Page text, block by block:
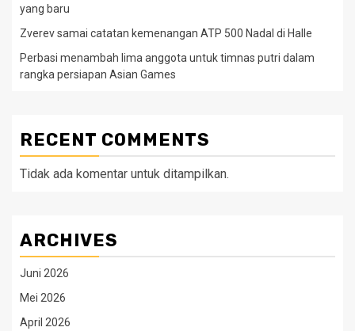
yang baru
Zverev samai catatan kemenangan ATP 500 Nadal di Halle
Perbasi menambah lima anggota untuk timnas putri dalam
rangka persiapan Asian Games
RECENT COMMENTS
Tidak ada komentar untuk ditampilkan.
ARCHIVES
Juni 2026
Mei 2026
April 2026